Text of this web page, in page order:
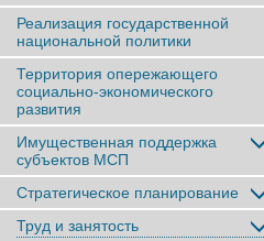
Реализация государственной
национальной политики
Территория опережающего
социально-экономического
развития
Имущественная поддержка
субъектов МСП
Стратегическое планирование
Труд и занятость